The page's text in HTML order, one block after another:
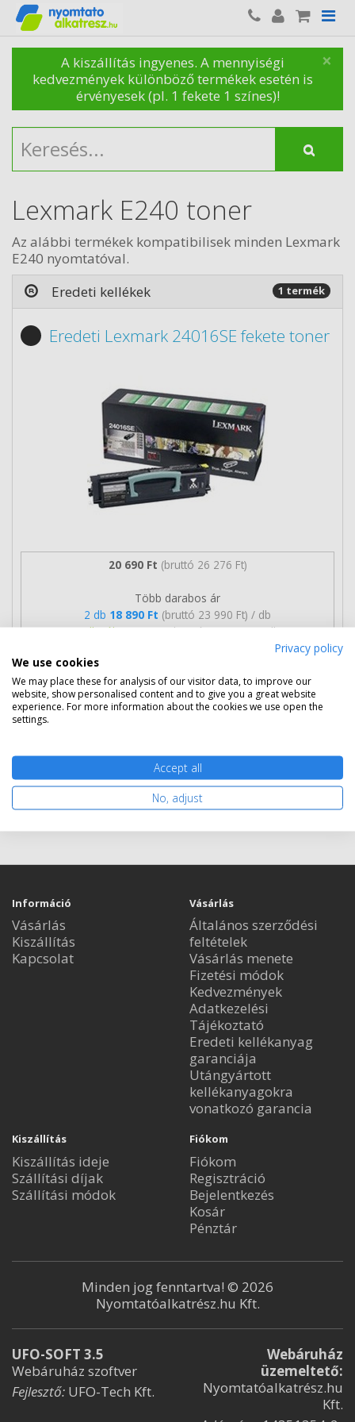
×
A kiszállítás ingyenes. A mennyiségi
kedvezmények különböző termékek esetén is
érvényesek (pl. 1 fekete 1 színes)!
Lexmark E240 toner
Az alábbi termékek kompatibilisek minden Lexmark
E240 nyomtatóval.
Eredeti kellékek
1 termék
Eredeti Lexmark 24016SE fekete toner
20 690 Ft (bruttó 26 276 Ft)
Több darabos ár
2 db 18 890 Ft (bruttó 23 990 Ft) / db
3 db-tól18 590 Ft (bruttó 23 609 Ft) / db
Rendelésre
Ingyenes szállítás
Kosárba tesz
Információ
Vásárlás
Kiszállítás
Kapcsolat
Vásárlás
Általános szerződési
feltételek
Vásárlás menete
Fizetési módok
Kedvezmények
Adatkezelési
Tájékoztató
Eredeti kellékanyag
garanciája
Utángyártott
kellékanyagokra
vonatkozó garancia
Kiszállítás
Kiszállítás ideje
Szállítási díjak
Szállítási módok
Fiókom
Fiókom
Regisztráció
Bejelentkezés
Kosár
Pénztár
Minden jog fenntartva! © 2026
Nyomtatóalkatrész.hu Kft.
UFO-SOFT 3.5
Webáruház szoftver
Fejlesztő: UFO-Tech Kft.
Webáruház
üzemeltető:
Nyomtatóalkatrész.hu
Kft.
Privacy policy
We use cookies
We may place these for analysis of our visitor data, to improve our
website, show personalised content and to give you a great website
experience. For more information about the cookies we use open the
settings.
Accept all
No, adjust